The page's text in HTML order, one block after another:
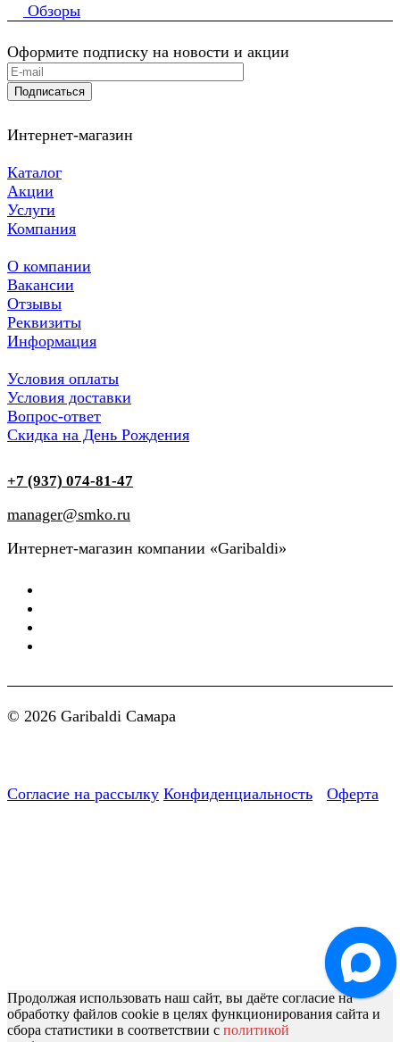
Обзоры
Оформите подписку на новости и акции
Подписаться
Интернет-магазин
Каталог
Акции
Услуги
Компания
О компании
Вакансии
Отзывы
Реквизиты
Информация
Условия оплаты
Условия доставки
Вопрос-ответ
Скидка на День Рождения
+7 (937) 074-81-47
manager@smko.ru
Интернет-магазин компании «Garibaldi»
© 2026 Garibaldi Самара
Согласие на рассылку Конфиденциальность Оферта
Продолжая использовать наш сайт, вы даёте согласие на
обработку файлов cookie в целях функционирования сайта и
сбора статистики в соответствии с политикой